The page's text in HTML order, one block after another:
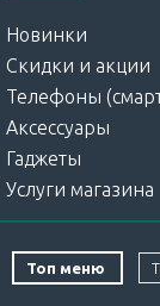
Новинки
Скидки и акции
Телефоны
Аксессуары
Гаджеты
Услуги магазина
Топ меню